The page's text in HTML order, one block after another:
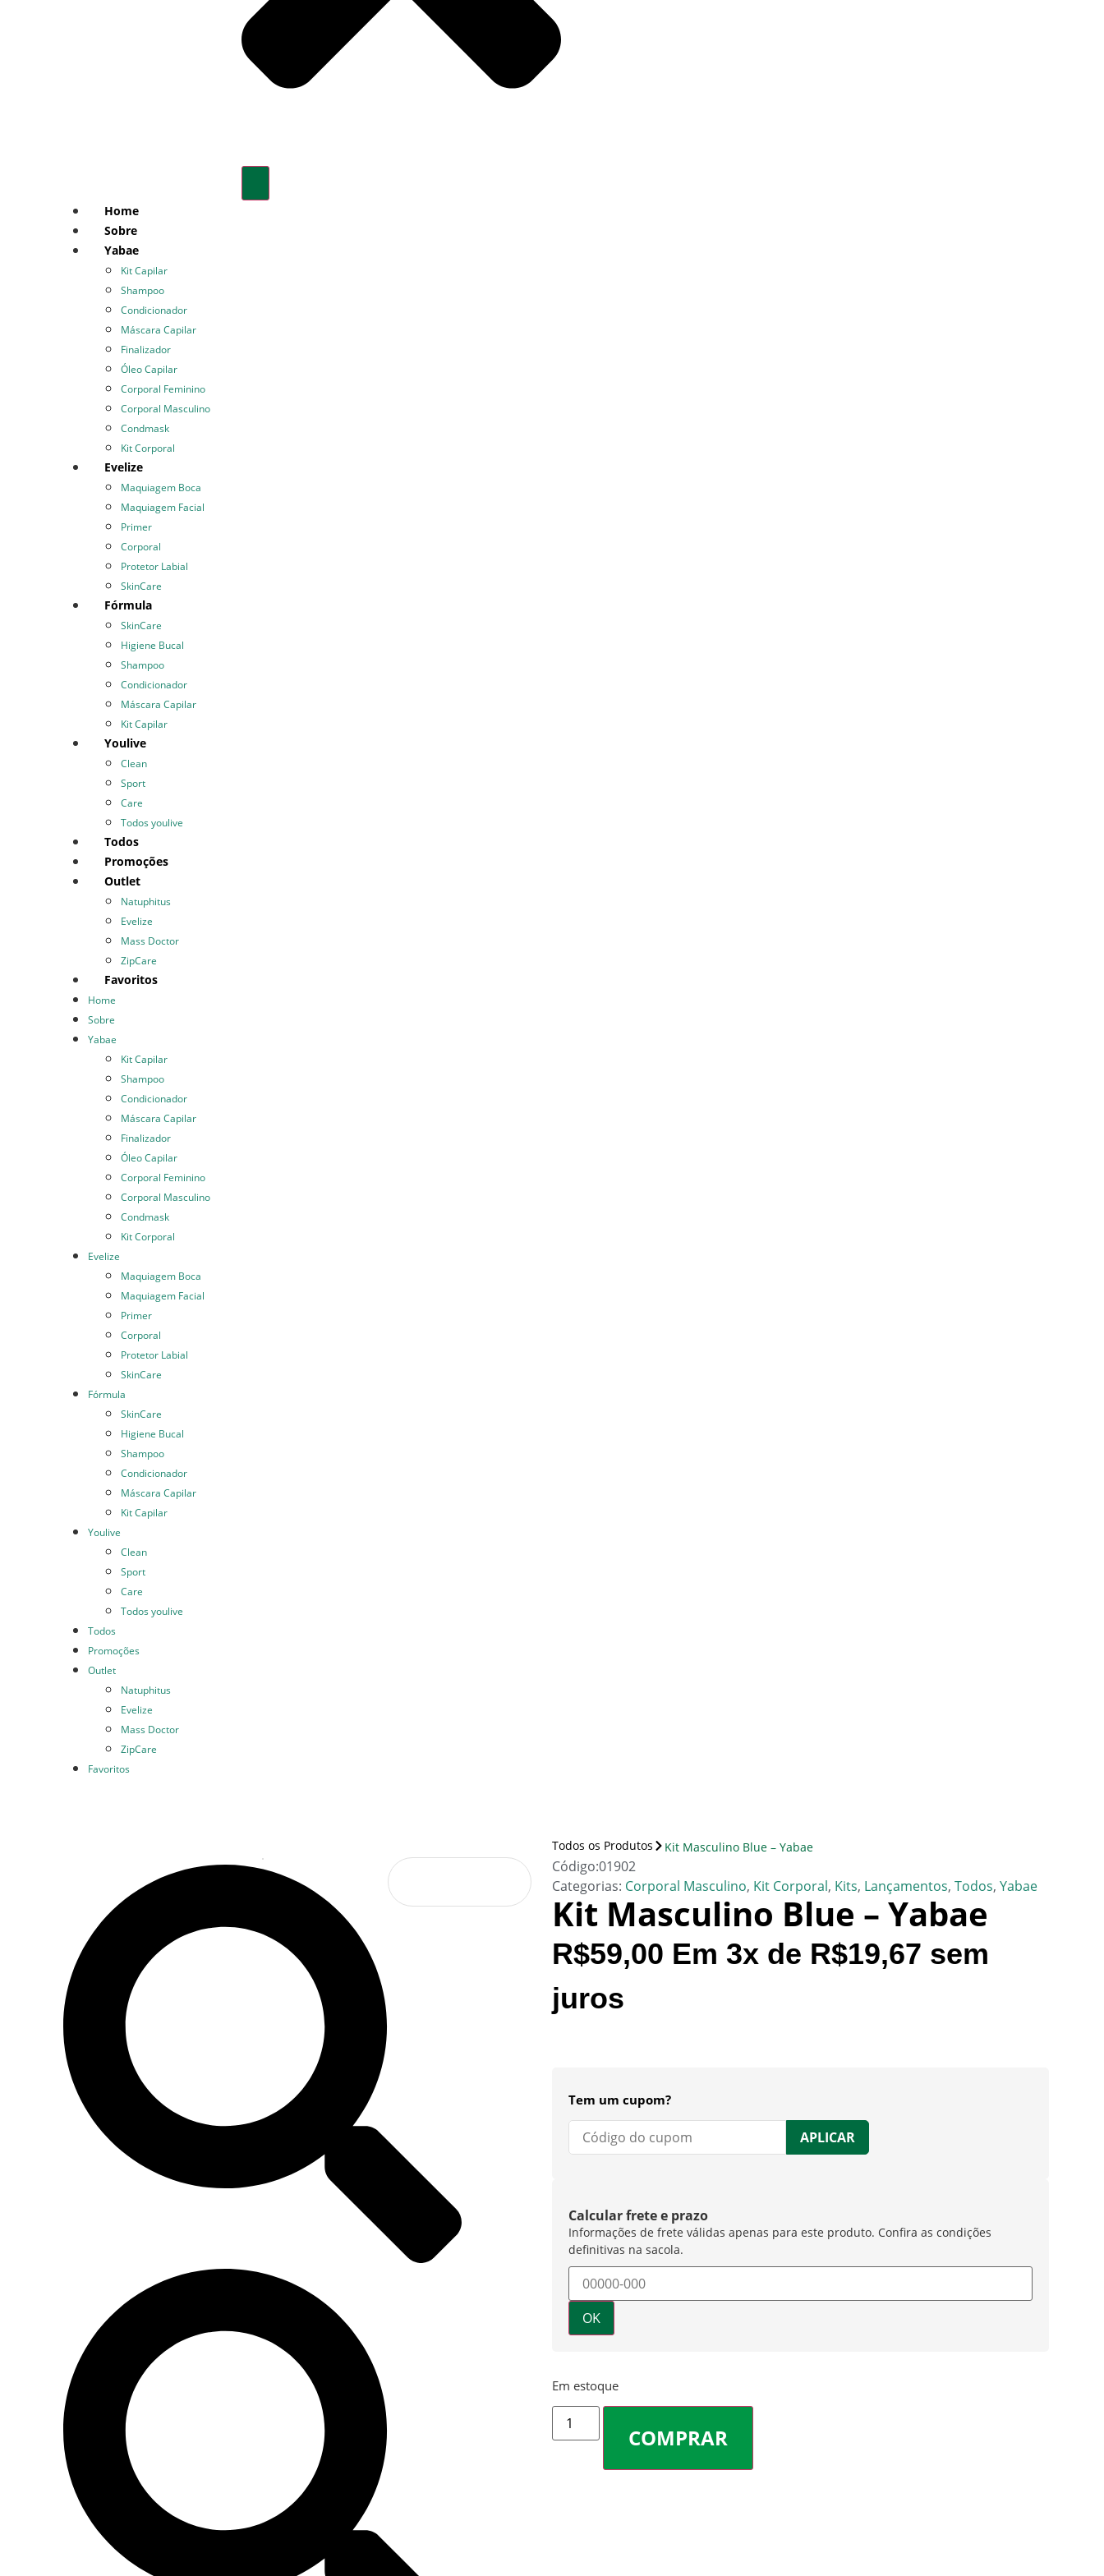
Home
Sobre
Yabae
Kit Capilar
Shampoo
Condicionador
Máscara Capilar
Finalizador
Óleo Capilar
Corporal Feminino
Corporal Masculino
Condmask
Kit Corporal
Evelize
Maquiagem Boca
Maquiagem Facial
Primer
Corporal
Protetor Labial
SkinCare
Fórmula
SkinCare
Higiene Bucal
Shampoo
Condicionador
Máscara Capilar
Kit Capilar
Youlive
Clean
Sport
Care
Todos youlive
Todos
Promoções
Outlet
Natuphitus
Evelize
Mass Doctor
ZipCare
Favoritos
Home
Sobre
Yabae
Kit Capilar
Shampoo
Condicionador
Máscara Capilar
Finalizador
Óleo Capilar
Corporal Feminino
Corporal Masculino
Condmask
Kit Corporal
Evelize
Maquiagem Boca
Maquiagem Facial
Primer
Corporal
Protetor Labial
SkinCare
Fórmula
SkinCare
Higiene Bucal
Shampoo
Condicionador
Máscara Capilar
Kit Capilar
Youlive
Clean
Sport
Care
Todos youlive
Todos
Promoções
Outlet
Natuphitus
Evelize
Mass Doctor
ZipCare
Favoritos
Todos os Produtos Kit Masculino Blue – Yabae
Código:01902
Categorias: Corporal Masculino, Kit Corporal, Kits, Lançamentos, Todos, Yabae
Kit Masculino Blue – Yabae
R$59,00 Em 3x de R$19,67 sem
juros
Tem um cupom?
APLICAR
Calcular frete e prazo
OK
Em estoque
COMPRAR